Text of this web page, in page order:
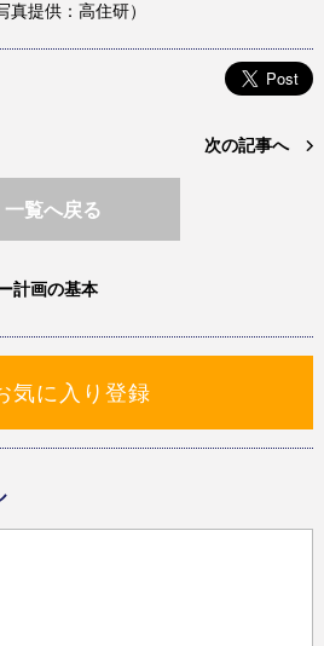
真提供：高住研）
次の記事へ
一覧へ戻る
計画の基本
気に入り登録